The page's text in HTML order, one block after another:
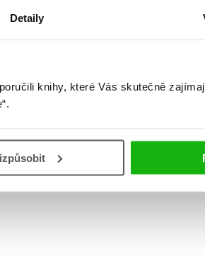
Detaily
knihy, které Vás skutečně